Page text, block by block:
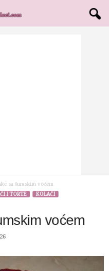
sa šumskim voćem
I TORTE
KOLAČI
voćem